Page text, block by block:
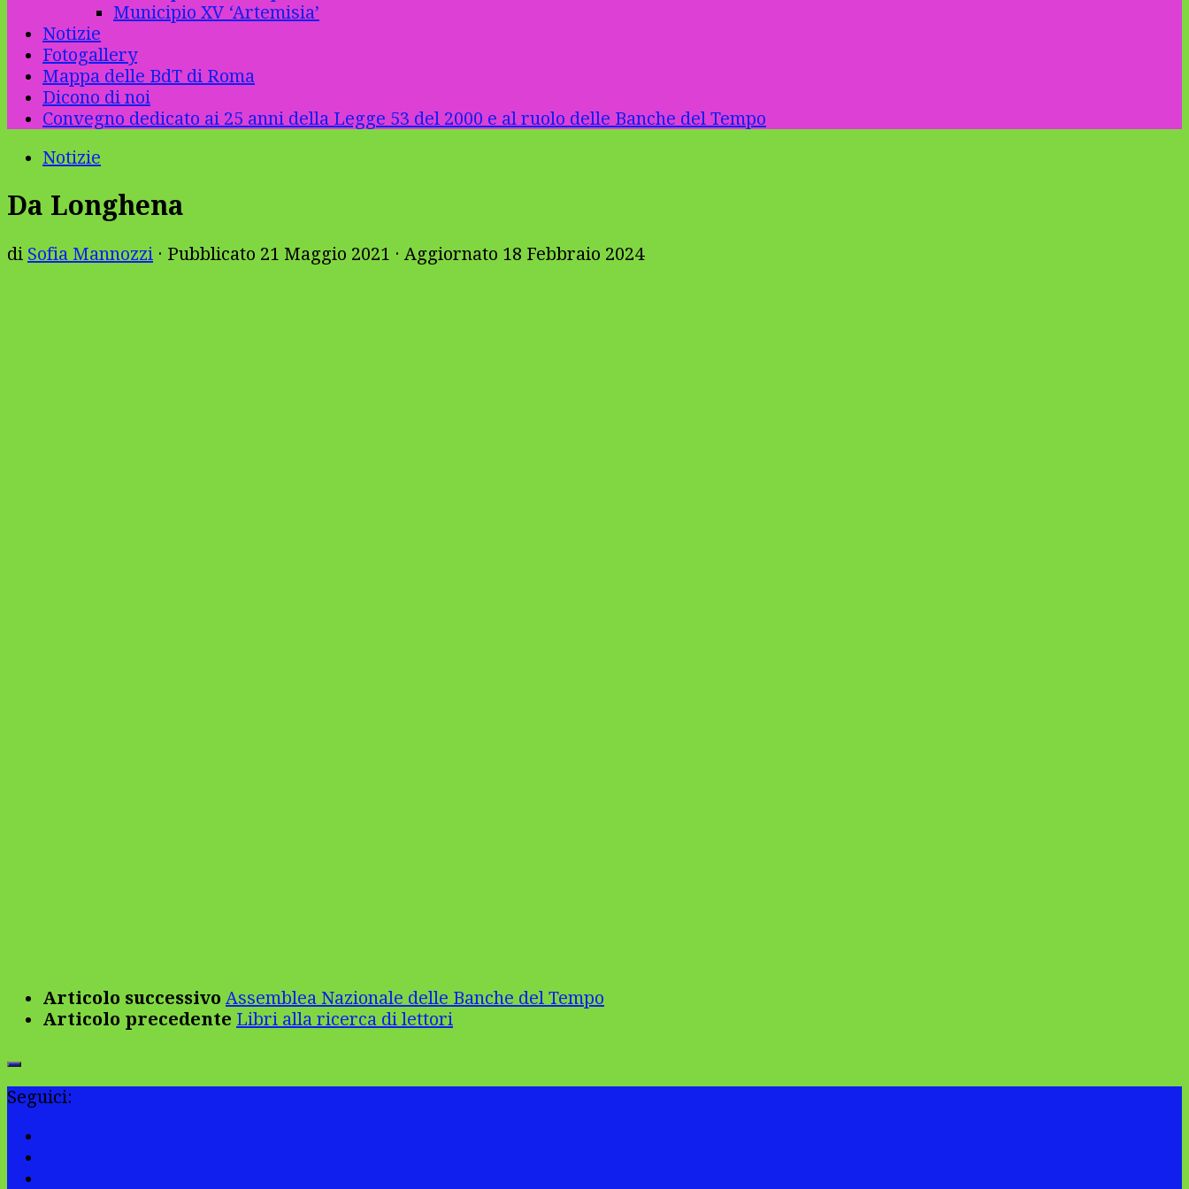
Municipio XV ‘Artemisia’
Notizie
Fotogallery
Mappa delle BdT di Roma
Dicono di noi
Convegno dedicato ai 25 anni della Legge 53 del 2000 e al ruolo delle Banche del Tempo
Notizie
Da Longhena
di Sofia Mannozzi · Pubblicato 21 Maggio 2021 · Aggiornato 18 Febbraio 2024
Articolo successivo Assemblea Nazionale delle Banche del Tempo
Articolo precedente Libri alla ricerca di lettori
Seguici: